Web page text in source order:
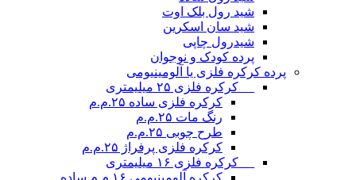
شید رول بلک اوت
شید سان اسکرین
شیدرول چاپی
پرده کودک و نوجوان
پرده کرکره فلزی یا آلومینیومی
__ کرکره فلزی ۲۵ میلیمتری
کرکره فلزی ساده ۲۵.م.م
رنگ مات ۲۵.م.م
طرح چوبی ۲۵.م.م
کرکره فلزی پرفراژ ۲۵.م.م
__ کرکره فلزی ۱۶ میلیمتری
کرکره آلومینیومی ۱۶.م.م ساده